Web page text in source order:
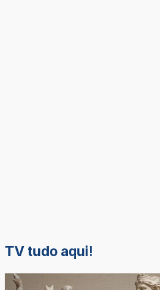
TV tudo aqui!